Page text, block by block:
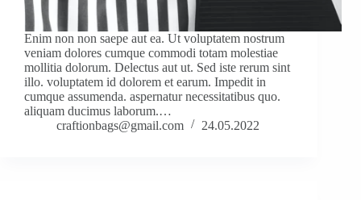
Enim non non saepe aut ea. Ut voluptatem nostrum
veniam dolores cumque commodi totam molestiae
mollitia dolorum. Delectus aut ut. Sed iste rerum sint
illo. voluptatem id dolorem et earum. Impedit in
cumque assumenda. aspernatur necessitatibus quo.
aliquam ducimus laborum.…
craftionbags@gmail.com
24.05.2022